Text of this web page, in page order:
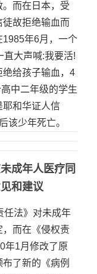
。而在日本，受
故拒绝输血而
年6月，一个
直大声喊:我要活!
给孩子输血，4
中二年级的学生
和华证人信
该少年死亡。
成年人医疗同
和建议
法》对未成年
，而在《侵权责
年1月修改了原
了新的《病例